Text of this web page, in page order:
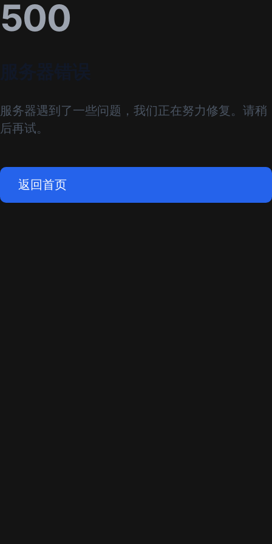
500
服务器遇到了一些问题，我们正在努力修复。请稍
后再试。
返回首页